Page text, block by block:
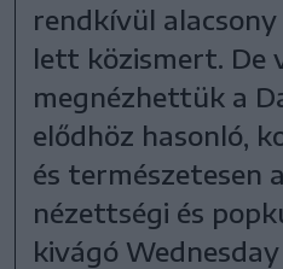
rendkívül
lett közismert. De
megnézhettük a
elődhöz hasonló,
és természetesen
nézettségi és
kivágó